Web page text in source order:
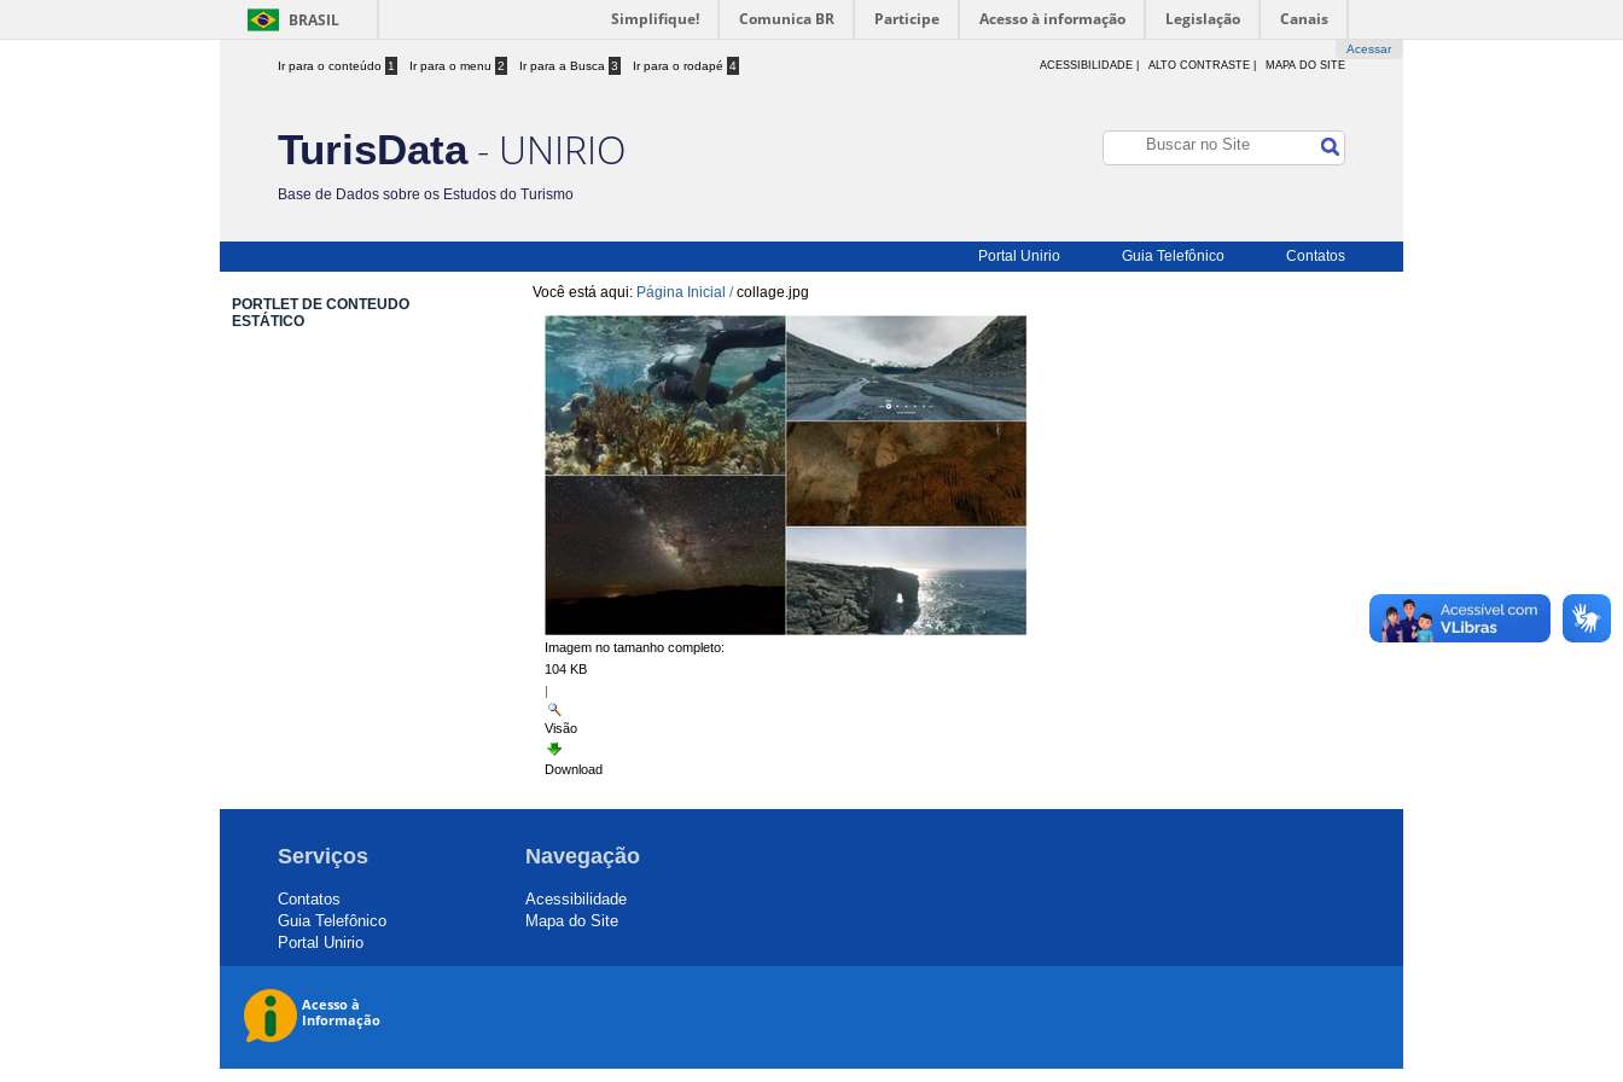
BRASIL Simplifique! Comunica BR Participe Acesso à informação Legislação Canais
Acessar
Ir para o conteúdo 1 Ir para o menu 2 Ir para a Busca 3 Ir para o rodapé 4 ACESSIBILIDADE ALTO CONTRASTE | MAPA DO SITE
TurisData- UNIRIO
Base de Dados sobre os Estudos do Turismo
Portal Unirio Guia Telefônico Contatos
Você está aqui: Página Inicial /collage.jpg
Imagem no tamanho completo:
104 KB
|
Visão
Download
PORTLET DE CONTEUDO
ESTÁTICO
Serviços
Contatos
Guia Telefônico
Portal Unirio
Navegação
Acessibilidade
Mapa do Site